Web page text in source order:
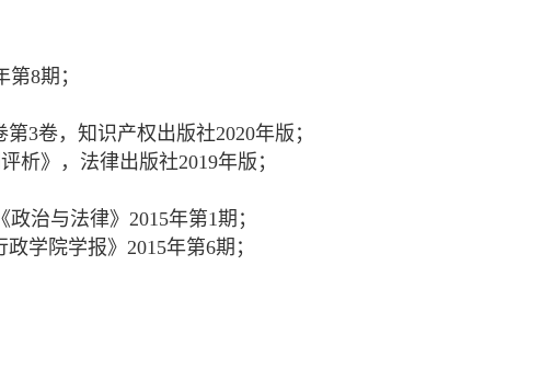
8期；
3卷，知识产权出版社2020年版；
》，法律出版社2019年版；
治与法律》2015年第1期；
学院学报》2015年第6期；